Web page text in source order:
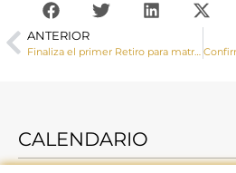
ANTERIOR
CALENDARIO